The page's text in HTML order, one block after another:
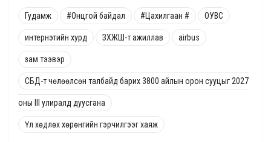
Гудамж #Онцгой байдал #Цахилгаан # ОУВС
интернэтийн хурд ЗХЖШ-т ажиллав airbus
зам тээвэр
СБД-т чөлөөлсөн талбайд барих 3800 айлын орон сууцыг 2027
оны III улиралд дуусгана
Үл хөдлөх хөрөнгийн гэрчилгээг хаяж